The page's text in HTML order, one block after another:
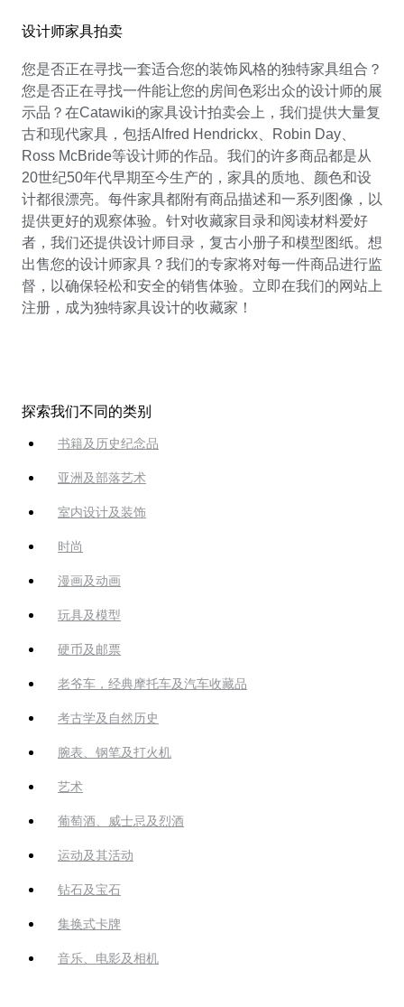
设计师家具拍卖
您是否正在寻找一套适合您的装饰风格的独特家具组合？
您是否正在寻找一件能让您的房间色彩出众的设计师的展
示品？在Catawiki的家具设计拍卖会上，我们提供大量复
古和现代家具，包括Alfred Hendrickx、Robin Day、
Ross McBride等设计师的作品。我们的许多商品都是从
20世纪50年代早期至今生产的，家具的质地、颜色和设
计都很漂亮。每件家具都附有商品描述和一系列图像，以
提供更好的观察体验。针对收藏家目录和阅读材料爱好
者，我们还提供设计师目录，复古小册子和模型图纸。想
出售您的设计师家具？我们的专家将对每一件商品进行监
督，以确保轻松和安全的销售体验。立即在我们的网站上
注册，成为独特家具设计的收藏家！
探索我们不同的类别
书籍及历史纪念品
亚洲及部落艺术
室内设计及装饰
时尚
漫画及动画
玩具及模型
硬币及邮票
老爷车，经典摩托车及汽车收藏品
考古学及自然历史
腕表、钢笔及打火机
艺术
葡萄酒、威士忌及烈酒
运动及其活动
钻石及宝石
集换式卡牌
音乐、电影及相机